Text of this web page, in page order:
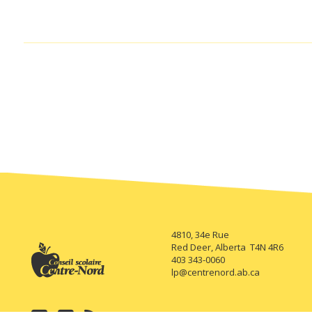
4810, 34e Rue
Red Deer, Alberta T4N 4R6
403 343-0060
lp@centrenord.ab.ca